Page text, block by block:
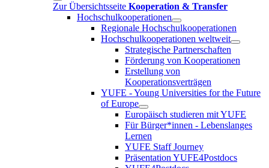
Zur Übersichtsseite Kooperation & Transfer
Hochschulkooperationen
Regionale Hochschulkooperationen
Hochschulkooperationen weltweit
Strategische Partnerschaften
Förderung von Kooperationen
Erstellung von
Kooperationsverträgen
YUFE - Young Universities for the Future
of Europe
Europäisch studieren mit YUFE
Für Bürger*innen - Lebenslanges
Lernen
YUFE Staff Journey
Präsentation YUFE4Postdocs